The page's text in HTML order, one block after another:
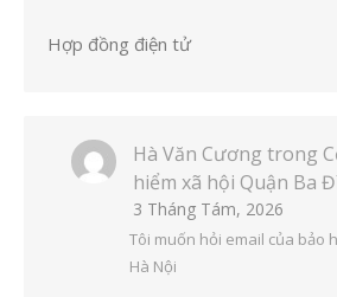
Hợp đồng điện tử
Hà Văn Cương trong
hiểm xã hội Quận Ba
3 Tháng Tám, 2026
Tôi muốn hỏi email của bảo
Hà Nội